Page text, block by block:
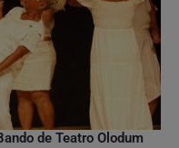
de Teatro Olodum